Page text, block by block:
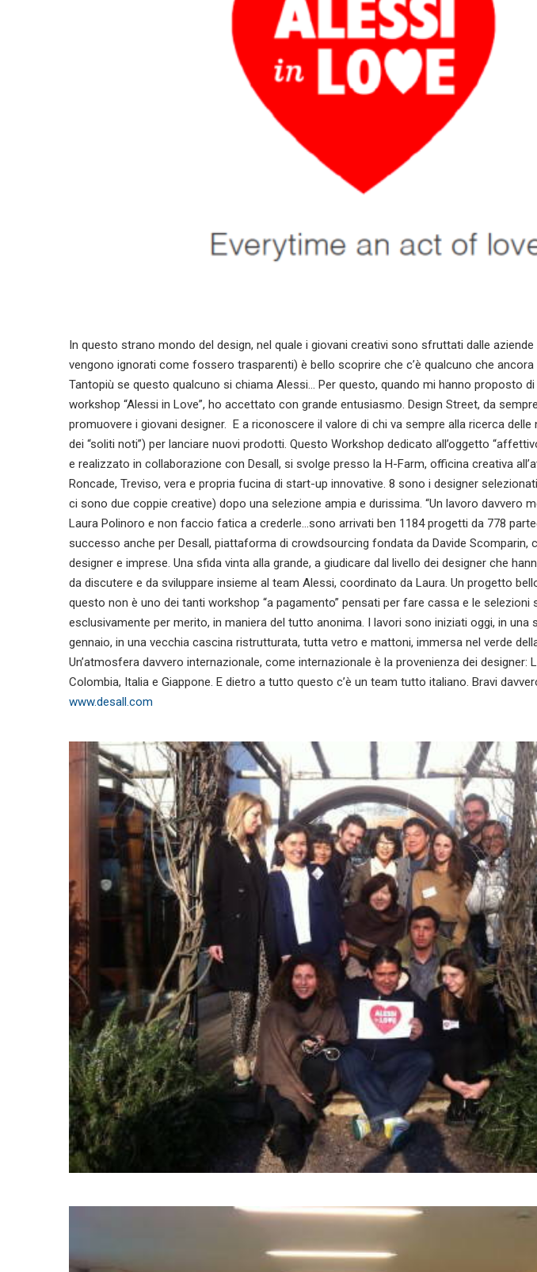
In questo strano mondo del design, nel quale i giovani creativi sono sfruttati dalle
vengono ignorati come fossero trasparenti) è bello scoprire che c’è qualcuno che ancora
Tantopiù se questo qualcuno si chiama Alessi… Per questo, quando mi hanno proposto
workshop “Alessi in Love”, ho accettato con grande entusiasmo. Design Street, da
promuovere i giovani designer. E a riconoscere il valore di chi va sempre alla ricerca delle
dei “soliti noti”) per lanciare nuovi prodotti. Questo Workshop dedicato all’oggetto
e realizzato in collaborazione con Desall, si svolge presso la H-Farm, officina creativa
Roncade, Treviso, vera e propria fucina di start-up innovative. 8 sono i designer
ci sono due coppie creative) dopo una selezione ampia e durissima. “Un lavoro davvero
Laura Polinoro e non faccio fatica a crederle…sono arrivati ben 1184 progetti da 778
successo anche per Desall, piattaforma di crowdsourcing fondata da Davide Scomparin,
designer e imprese. Una sfida vinta alla grande, a giudicare dal livello dei designer che
da discutere e da sviluppare insieme al team Alessi, coordinato da Laura. Un progetto
questo non è uno dei tanti workshop “a pagamento” pensati per fare cassa e le
esclusivamente per merito, in maniera del tutto anonima. I lavori sono iniziati oggi, in una
gennaio, in una vecchia cascina ristrutturata, tutta vetro e mattoni, immersa nel verde
Un’atmosfera davvero internazionale, come internazionale è la provenienza dei designer:
Colombia, Italia e Giappone. E dietro a tutto questo c’è un team tutto italiano. Bravi
www.desall.com